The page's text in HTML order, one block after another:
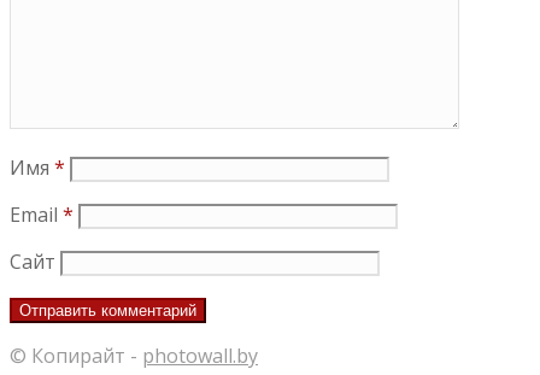
Имя *
Email *
Сайт
© Копирайт - photowall.by